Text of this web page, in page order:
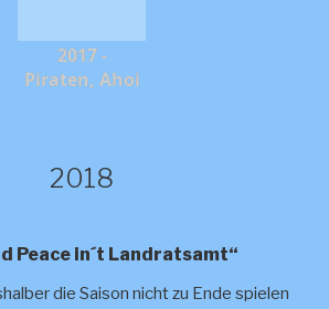
2017 -
Piraten, Ahoi
2018
Peace in´t Landratsamt“
die Saison nicht zu Ende spielen